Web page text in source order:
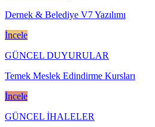
Dernek & Belediye V7 Yazılımı
İncele
GÜNCEL DUYURULAR
Temek Meslek Edindirme Kursları
İncele
GÜNCEL İHALELER